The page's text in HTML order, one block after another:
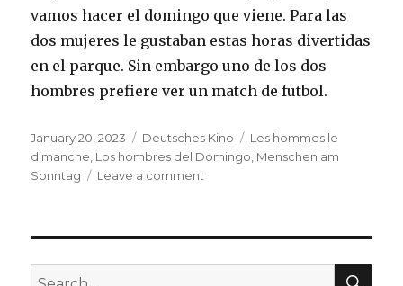
vamos hacer el domingo que viene. Para las
dos mujeres le gustaban estas horas divertidas
en el parque. Sin embargo uno de los dos
hombres prefiere ver un match de futbol.
Posted
on
January 20, 2023 Categories
Deutsches Kino Tags
Les hommes le
dimanche Los hombres del Domingo Menschen am
Sonntag
Leave a comment
Search